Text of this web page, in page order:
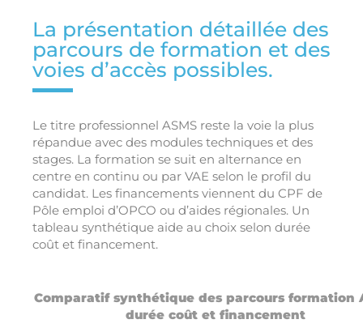
La présentation détaillée des
parcours de formation et des
voies d’accès possibles.
Le titre professionnel ASMS reste la voie la plus
répandue avec des modules techniques et des
stages. La formation se suit en alternance en
centre en continu ou par VAE selon le profil du
candidat. Les financements viennent du CPF de
Pôle emploi d’OPCO ou d’aides régionales. Un
tableau synthétique aide au choix selon durée
coût et financement.
Comparatif synthétique des parcours formation
durée coût et financement